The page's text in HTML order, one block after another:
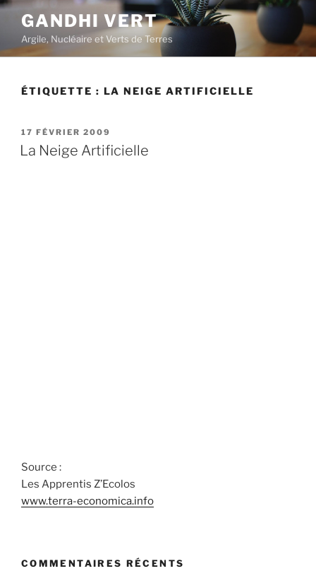
Aller
contenu
principal
GANDHI VERT
Argile, Nucléaire et Verts de Terres
ÉTIQUETTE : LA NEIGE ARTIFICIELLE
PUBLIÉ
LE
17 FÉVRIER 2009
La Neige Artificielle
Source :
Les Apprentis Z’Ecolos
www.terra-economica.info
COMMENTAIRES RÉCENTS